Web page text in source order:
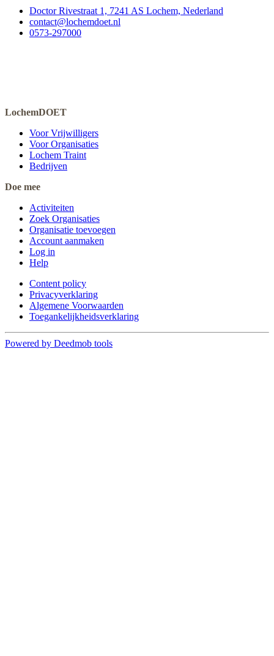
Doctor Rivestraat 1, 7241 AS Lochem, Nederland
contact@lochemdoet.nl
0573-297000
LochemDOET
Voor Vrijwilligers
Voor Organisaties
Lochem Traint
Bedrijven
Doe mee
Activiteiten
Zoek Organisaties
Organisatie toevoegen
Account aanmaken
Log in
Help
Content policy
Privacyverklaring
Algemene Voorwaarden
Toegankelijkheidsverklaring
Powered by Deedmob tools